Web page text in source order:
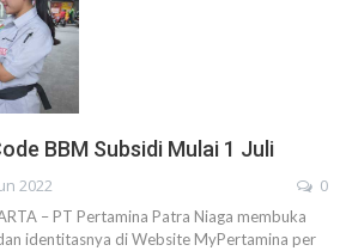
BBM Subsidi Mulai 1 Juli
2022 0
– PT Pertamina Patra Niaga membuka
identitasnya di Website MyPertamina per